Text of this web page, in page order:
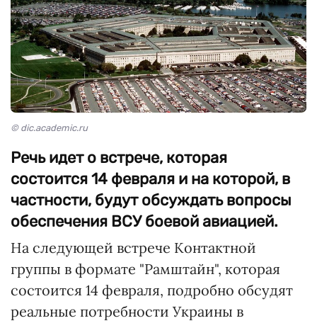
© dic.academic.ru
Речь идет о встрече, которая
состоится 14 февраля и на которой, в
частности, будут обсуждать вопросы
обеспечения ВСУ боевой авиацией.
На следующей встрече Контактной
группы в формате "Рамштайн", которая
состоится 14 февраля, подробно обсудят
реальные потребности Украины в